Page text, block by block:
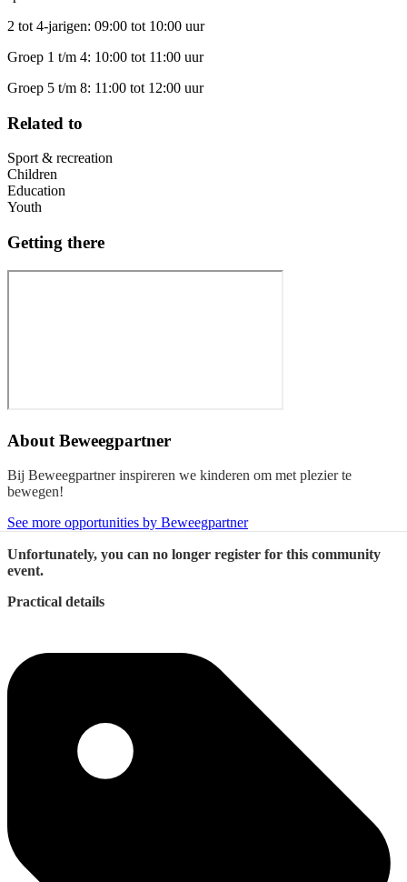
2 tot 4-jarigen: 09:00 tot 10:00 uur
Groep 1 t/m 4: 10:00 tot 11:00 uur
Groep 5 t/m 8: 11:00 tot 12:00 uur
Related to
Sport & recreation
Children
Education
Youth
Getting there
About Beweegpartner
Bij Beweegpartner inspireren we kinderen om met plezier te
bewegen!
See more opportunities by Beweegpartner
Unfortunately, you can no longer register for this community
event.
Practical details